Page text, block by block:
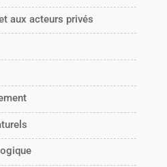
aux acteurs privés